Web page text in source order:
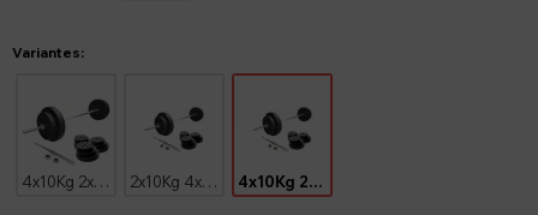
Variantes:
4x10Kg 2x5Kg 4x2.5Kg 2x10Kg 4x5Kg 6x2.5Kg 4x1.25Kg 4x10Kg 2x5Kg 2x2.5Kg 4x1.25Kg